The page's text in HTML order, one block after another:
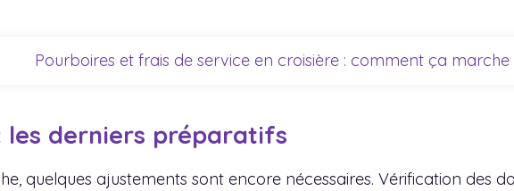
Pourboires et frais de service en croisière : comment ça
les derniers préparatifs
quelques ajustements sont encore nécessaires. Vérification des